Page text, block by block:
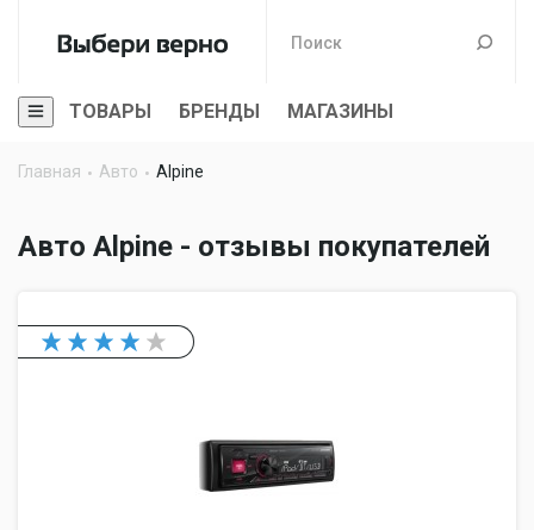
ТОВАРЫ БРЕНДЫ МАГАЗИНЫ
Главная Авто Alpine
Авто Alpine - отзывы покупателей